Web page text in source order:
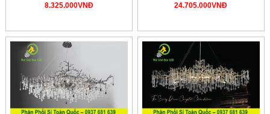
8.325.000VNĐ
24.705.000VNĐ